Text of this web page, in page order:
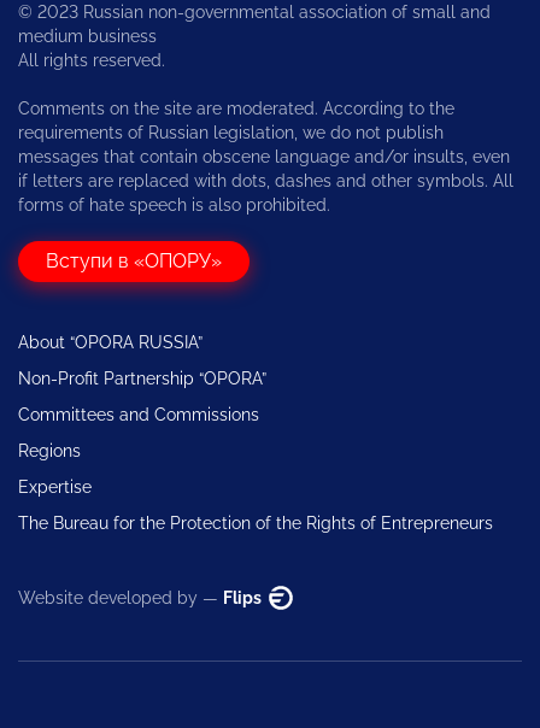
© 2023 Russian non-governmental association of small and
medium business
All rights reserved.
Comments on the site are moderated. According to the
requirements of Russian legislation, we do not publish
messages that contain obscene language and/or insults, even
if letters are replaced with dots, dashes and other symbols. All
forms of hate speech is also prohibited.
Вступи в «ОПОРУ»
About “OPORA RUSSIA”
Non-Profit Partnership “OPORA”
Committees and Commissions
Regions
Expertise
The Bureau for the Protection of the Rights of Entrepreneurs
Website developed by — Flips